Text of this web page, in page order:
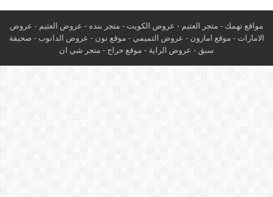
مواقع تهمك - متجر العثيم - عروض الكويت - متجر بنده - عروض العثيم - عروض
الامارات - موقع امازون - عروض التميمي - موقع نون - عروض الدانوب - صحيفة
سبق - عروض الراية - موقع حراج - متجر شي ان